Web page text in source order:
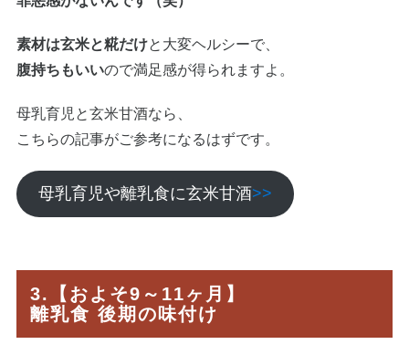
素材は玄米と糀だけと大変ヘルシーで、
腹持ちもいいので満足感が得られますよ。
母乳育児と玄米甘酒なら、
こちらの記事がご参考になるはずです。
母乳育児や離乳食に玄米甘酒>>
3.【およそ9～11ヶ月】
離乳食 後期の味付け